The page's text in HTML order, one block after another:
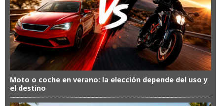
Moto o coche en verano: la elección depende del uso y
el destino